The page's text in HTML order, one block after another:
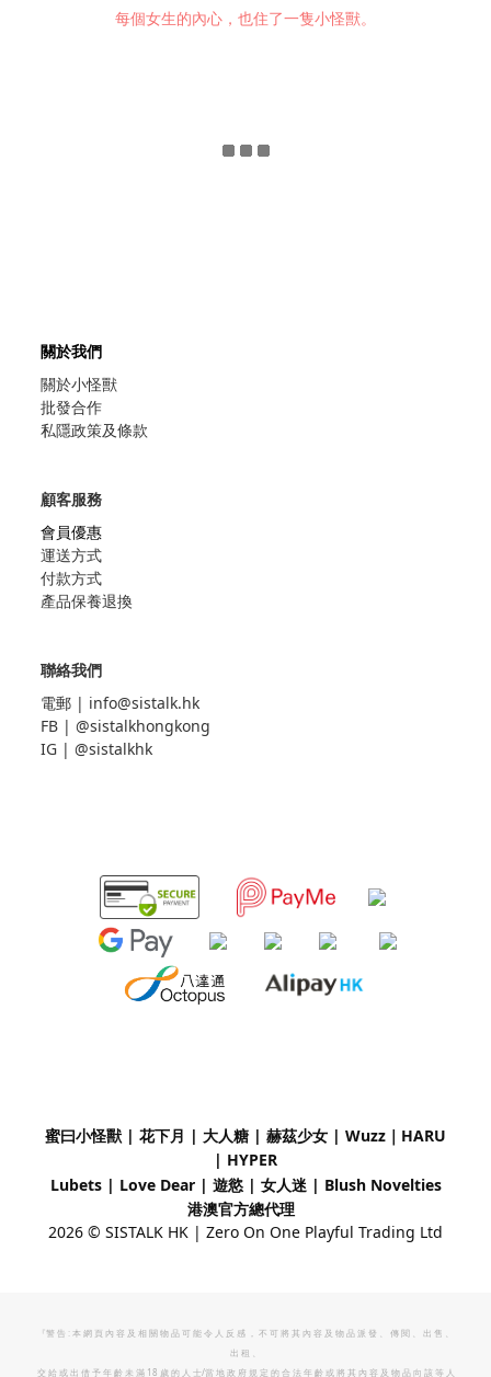
每個女生的內心，也住了一隻小怪獸。
關於我們
關於小怪獸
批發合作
私隱政策及條款
顧客服務
會員優惠
運送方式
付款方式
產品保養退換
聯絡我們
電郵 | info@sistalk.hk
FB | @sistalkhongkong
IG | @sistalkhk
蜜曰小怪獸 | 花下月 | 大人糖 | 赫茲少女 | Wuzz｜ HARU
| HYPER
Lubets | Love Dear | 遊慾 | 女人迷 | Blush Novelties
港澳官方總代理
2026 © SISTALK HK | Zero On One Playful Trading Ltd
『警 告 : 本 網 頁 內 容 及 相 關 物 品 可 能 令 人 反 感 ， 不 可 將 其 內 容 及 物 品 派 發 、 傳 閱 、 出 售 、
出 租 、
交 給 或 出 借 予 年 齡 未 滿 18 歲 的 人 士/當 地 政 府 規 定 的 合 法 年 齡 或 將 其 內 容 及 物 品 向 該 等 人